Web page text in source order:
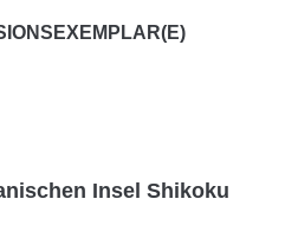
Insel Shikoku